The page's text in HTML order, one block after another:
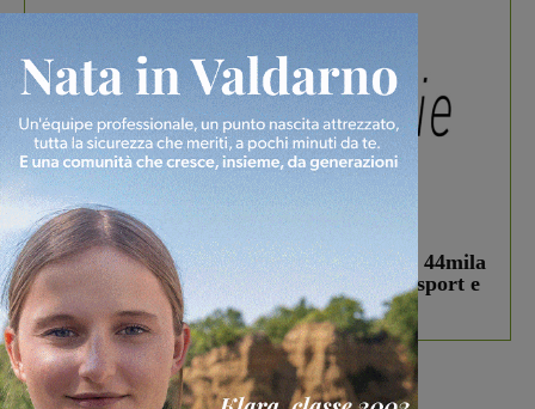
In vetrina 3 Agosto 2026
Estra Notizie agosto: Smart Cities, oltre 44mila
studenti coinvolti, torna il bando per lo sport e
debutta il podcast Estrair